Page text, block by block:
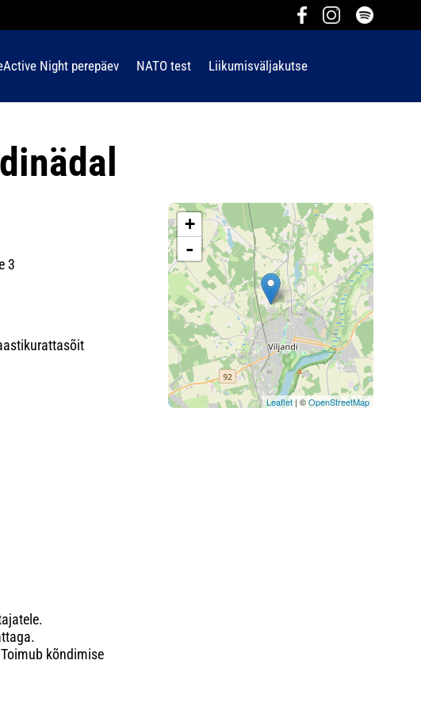
Night perepäev NATO test Liikumisväljakutse
3
kõndimise
+
-
Leaflet | ©OpenStreetMap